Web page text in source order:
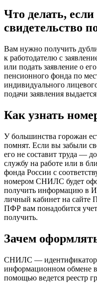
Что делать, если
свидетельство
Вам нужно получить
к работодателю с
или подать заявление о
пенсионного фонда по
индивидуального
подачи заявления
Как узнать
У большинства горожан
помнят. Если вы забыли
его не составит труда —
службу на работе или в
фонда России с
номером СНИЛС будет
получить информацию в
личный кабинет на сайте
ПФР вам понадобится
получить.
Зачем
СНИЛС — идентификатор
информационном обмене
помощью ведется реестр